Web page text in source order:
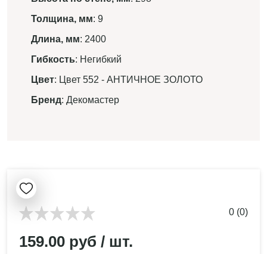
Толщина, мм: 9
Длина, мм: 2400
Гибкость: Негибкий
Цвет: Цвет 552 - АНТИЧНОЕ ЗОЛОТО
Бренд: Декомастер
0 (0)
159.00 руб / шт.